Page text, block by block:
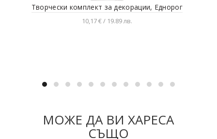
Творчески комплект за декорации, Еднорог
10,17 € / 19.89 лв.
МОЖЕ ДА ВИ ХАРЕСА
СЪЩО